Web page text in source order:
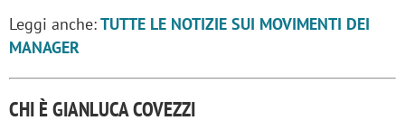
Leggi anche:TUTTE LE NOTIZIE SUI MOVIMENTI DEI
MANAGER
CHI È GIANLUCA COVEZZI